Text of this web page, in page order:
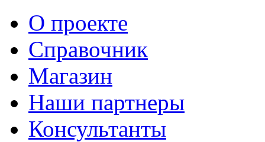
О проекте
Справочник
Магазин
Наши партнеры
Консультанты